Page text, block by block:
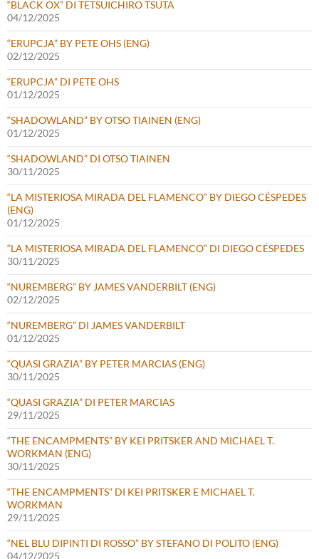
“BLACK OX” DI TETSUICHIRO TSUTA
04/12/2025
“ERUPCJA” BY PETE OHS (ENG)
02/12/2025
“ERUPCJA” DI PETE OHS
01/12/2025
“SHADOWLAND” BY OTSO TIAINEN (ENG)
01/12/2025
“SHADOWLAND” DI OTSO TIAINEN
30/11/2025
“LA MISTERIOSA MIRADA DEL FLAMENCO” BY DIEGO CÉSPEDES
(ENG)
01/12/2025
“LA MISTERIOSA MIRADA DEL FLAMENCO” DI DIEGO CÉSPEDES
30/11/2025
“NUREMBERG” BY JAMES VANDERBILT (ENG)
02/12/2025
“NUREMBERG” DI JAMES VANDERBILT
01/12/2025
“QUASI GRAZIA” BY PETER MARCIAS (ENG)
30/11/2025
“QUASI GRAZIA” DI PETER MARCIAS
29/11/2025
“THE ENCAMPMENTS” BY KEI PRITSKER AND MICHAEL T.
WORKMAN (ENG)
30/11/2025
“THE ENCAMPMENTS” DI KEI PRITSKER E MICHAEL T.
WORKMAN
29/11/2025
“NEL BLU DIPINTI DI ROSSO” BY STEFANO DI POLITO (ENG)
04/12/2025